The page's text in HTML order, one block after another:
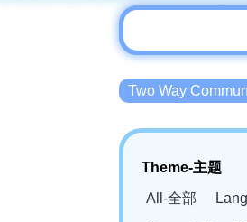
Two Way
Theme-主题
All-全部